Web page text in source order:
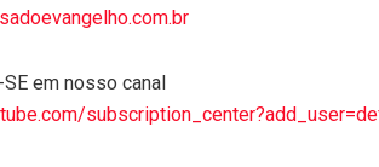
SE em nosso canal